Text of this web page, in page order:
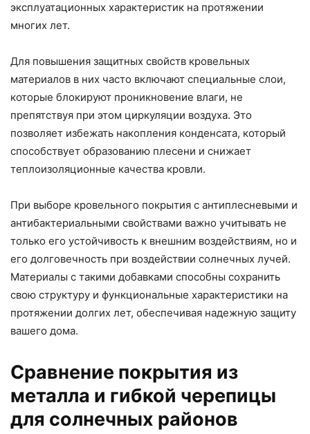
эксплуатационных характеристик на протяжении
многих лет.
Для повышения защитных свойств кровельных
материалов в них часто включают специальные слои,
которые блокируют проникновение влаги, не
препятствуя при этом циркуляции воздуха. Это
позволяет избежать накопления конденсата, который
способствует образованию плесени и снижает
теплоизоляционные качества кровли.
При выборе кровельного покрытия с антиплесневыми и
антибактериальными свойствами важно учитывать не
только его устойчивость к внешним воздействиям, но и
его долговечность при воздействии солнечных лучей.
Материалы с такими добавками способны сохранить
свою структуру и функциональные характеристики на
протяжении долгих лет, обеспечивая надежную защиту
вашего дома.
Сравнение покрытия из
металла и гибкой черепицы
для солнечных районов